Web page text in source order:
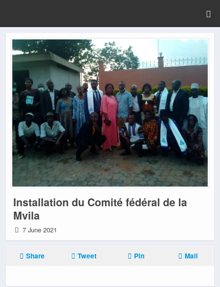
Installation du Comité fédéral de la
Mvila
7 June 2021
Share Tweet Pin Mail